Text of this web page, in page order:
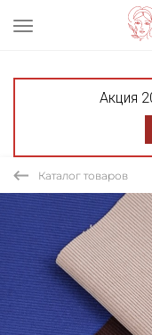
Акция
Каталог товаров